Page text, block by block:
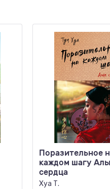
Поразительное
каждом шагу
сердца
Хуа Т.